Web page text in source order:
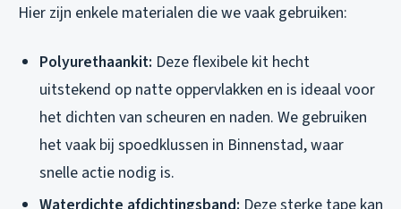
Hier zijn enkele materialen die we vaak gebruiken:
Polyurethaankit: Deze flexibele kit hecht
uitstekend op natte oppervlakken en is ideaal voor
het dichten van scheuren en naden. We gebruiken
het vaak bij spoedklussen in Binnenstad, waar
snelle actie nodig is.